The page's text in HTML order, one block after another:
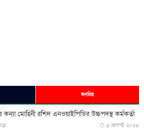
জনপ্রিয়
কন্যা মোহিনী রশিদ এনওয়াইপিডির উচ্চপদস্থ কর্মকর্তা
৬ আগস্ট, ২০২৬